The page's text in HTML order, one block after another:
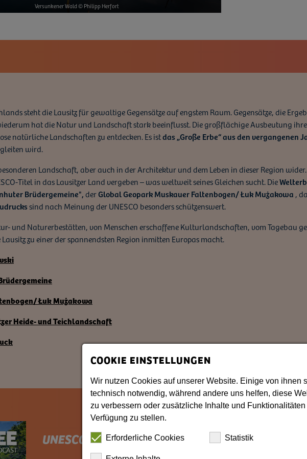
Neues Schloss
Versunkener Wald © Philipp Herfort
Olbasee
Tanzgruppe Hoeflein
Technisches Museum der Bandweberei
steht die Lausitz für gewaltige Gegensätze auf engstem Raum. Gegensätze, die
hat die Natur und Landschaft stark beeinflusst. Die großflächige Ausbeutung
natürliche Landschaften zu entdecken. Es istdas „Große Erbe“ aus den vergangenen
wird.
Landschaft, aber auch in der Architektur und dem Leben in dieser Region
Titel in das Lausitzer Land vergeben – was weltweit seines Gleichen sucht. Die
Brüdergemeine", derGlobal Geopark Muskauer Faltenbogen/ Łuk Mużakowa ,
sind nach Meinung der UNESCO besonders schützenswert.
und Naturerbestätten, von Menschen erschaffene Kulturlandschaften, vom Tagebau
zu einer der spannendsten Region inmitten Europas macht.
Łuk Mużakowa
Heide- und Teichlandschaft
UNESCO-Stätten zum Hinhören.
COOKIE EINSTELLUNGEN
Wir nutzen Cookies auf unserer Website. Einige von ihnen
technisch notwendig, während andere uns helfen, diese
zu verbessern oder zusätzliche Inhalte und Funktionalitäten
Verfügung zu stellen.
Erforderliche Cookies Statistik